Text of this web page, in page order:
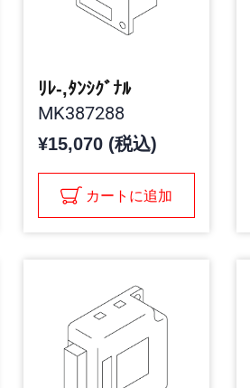
ﾘﾚ-,ﾀﾝｼｸﾞﾅﾙ
MK387288
¥15,070 (税込)
カートに追加